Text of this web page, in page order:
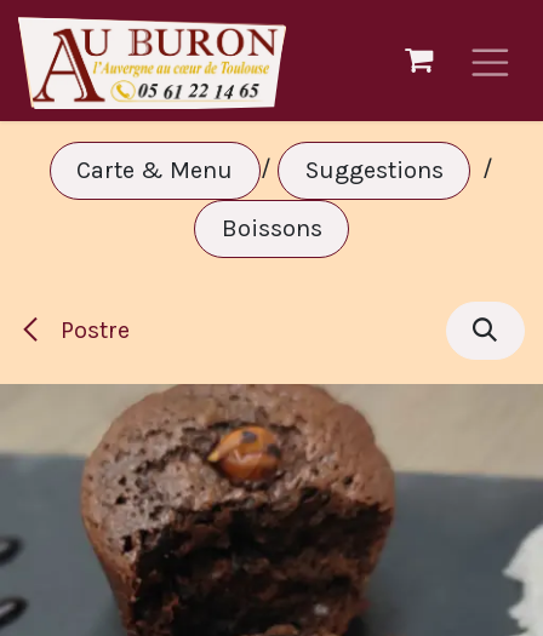
Ir al contenido
Carte & Menu / Suggestions /
Boissons
Postre